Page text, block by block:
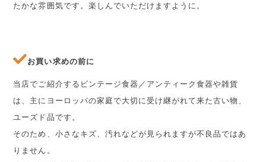
たかな雰囲気です。楽しんでいただけますように。
お買い求めの前に
当店でご紹介するビンテージ食器／アンティーク食器や雑貨
は、主にヨーロッパの家庭で大切に受け継がれて来た古い物、
ユーズド品です。
そのため、小さなキズ、汚れなどが見られますが不良品ではあ
りません。